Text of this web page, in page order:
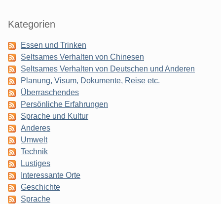
Kategorien
Essen und Trinken
Seltsames Verhalten von Chinesen
Seltsames Verhalten von Deutschen und Anderen
Planung, Visum, Dokumente, Reise etc.
Überraschendes
Persönliche Erfahrungen
Sprache und Kultur
Anderes
Umwelt
Technik
Lustiges
Interessante Orte
Geschichte
Sprache